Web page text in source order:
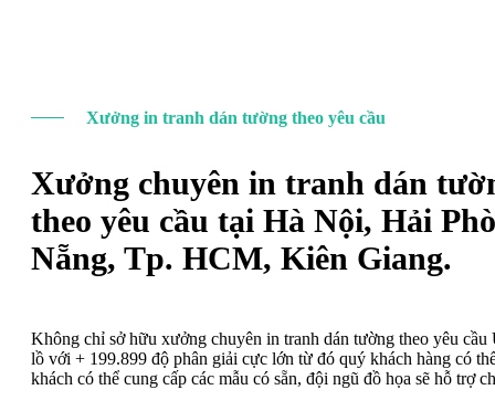
Xưởng in tranh dán tường theo yêu cầu
Xưởng chuyên in tranh dán
theo yêu cầu tại Hà Nội, Hải
Nẵng, Tp. HCM, Kiên Giang.
Không chỉ sở hữu xưởng chuyên in tranh dán tường theo yêu
lồ với + 199.899 độ phân giải cực lớn từ đó quý khách hàng có
khách có thể cung cấp các mẫu có sẵn, đội ngũ đồ họa sẽ hỗ trợ